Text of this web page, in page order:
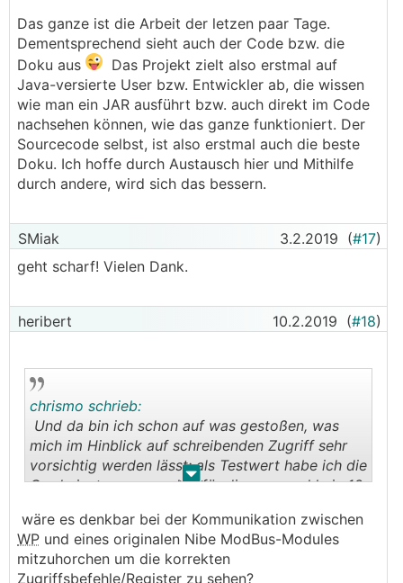
Das ganze ist die Arbeit der letzen paar Tage.
Dementsprechend sieht auch der Code bzw. die
Doku aus
Das Projekt zielt also erstmal auf
Java-versierte User bzw. Entwickler ab, die wissen
wie man ein JAR ausführt bzw. auch direkt im Code
nachsehen können, wie das ganze funktioniert. Der
Sourcecode selbst, ist also erstmal auch die beste
Doku. Ich hoffe durch Austausch hier und Mithilfe
durch andere, wird sich das bessern.
SMiak 3.2.2019 (#17)
geht scharf! Vielen Dank.
heribert 10.2.2019 (#18)
. .
chrismo schrieb:
Und da bin ich schon auf was gestoßen, was
mich im Hinblick auf schreibenden Zugriff sehr
vorsichtig werden lässt: als Testwert habe ich die
Gradminuten verwendet, für die es sowohl ein 16
(40940) gibt. Beim Auslesen des 16bit Registers
ist ein falscher Wert ausgelesen worden. Keine
Ahnung warum, weil der Code sollte passen
wäre es denkbar bei der Kommunikation zwischen
WP und eines originalen Nibe ModBus-Modules
mitzuhorchen um die korrekten
Zugriffsbefehle/Register zu sehen?